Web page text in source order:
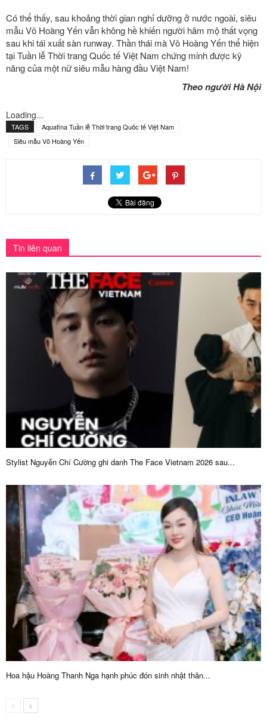
Có thể thấy, sau khoảng thời gian nghỉ dưỡng ở nước ngoài, siêu
mẫu Võ Hoàng Yến vẫn không hề khiến người hâm mộ thất vọng
sau khi tái xuất sàn runway. Thần thái mà Võ Hoàng Yến thể hiện
tại Tuần lễ Thời trang Quốc tế Việt Nam chứng minh được kỹ
năng của một nữ siêu mẫu hàng đầu Việt Nam!
Theo người Hà Nội
Loading...
TAGS
Aquafina Tuần lễ Thời trang Quốc tế Việt Nam
Siêu mẫu Võ Hoàng Yến
Tin liên quan
Stylist Nguyễn Chí Cường ghi danh The Face Vietnam 2026 sau...
Hoa hậu Hoàng Thanh Nga hạnh phúc đón sinh nhật thân...